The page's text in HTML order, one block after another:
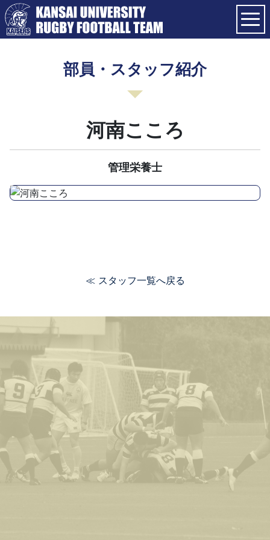
部員・スタッフ紹介
河南こころ
管理栄養士
≪ スタッフ一覧へ戻る